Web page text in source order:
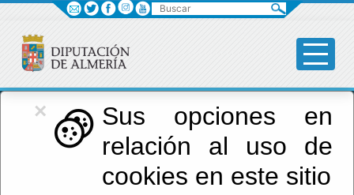
×
Sus opciones en
relación al uso de
cookies en este sitio
Diputación
Menú Diputación
Buscar